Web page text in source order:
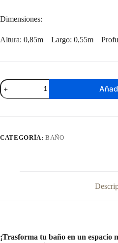
Dimensiones:
Altura: 0,85m Largo: 0,55m
Kit
De
Baño
/CATEGORÍA:BAÑO
¡Trasforma tu baño en un espacio